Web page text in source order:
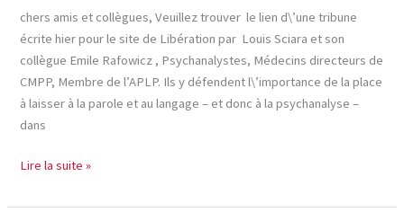
chers amis et collègues, Veuillez trouver le lien d\’une tribune
écrite hier pour le site de Libération par Louis Sciara et son
collègue Emile Rafowicz , Psychanalystes, Médecins directeurs de
CMPP, Membre de l’APLP. Ils y défendent l\’importance de la place
à laisser à la parole et au langage – et donc à la psychanalyse –
dans
Louis
Sciara
et
Emile
Rafowicz
–
février
Lire la suite »